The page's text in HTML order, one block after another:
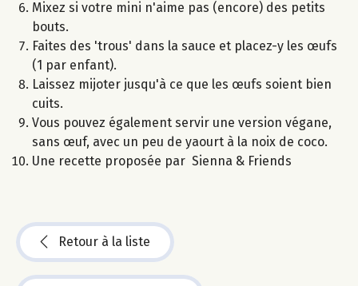
Mixez si votre mini n'aime pas (encore) des petits
bouts.
Faites des 'trous' dans la sauce et placez-y les œufs
(1 par enfant).
Laissez mijoter jusqu'à ce que les œufs soient bien
cuits.
Vous pouvez également servir une version végane,
sans œuf, avec un peu de yaourt à la noix de coco.
Une recette proposée par Sienna & Friends
Retour à la liste